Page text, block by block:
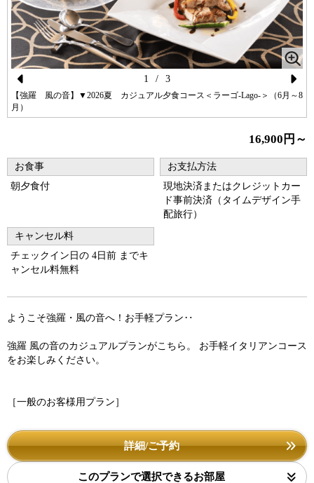
Pr
ev
us
【強羅 風の音】▼2026夏 カジュアル夕食コース＜ラーゴ-Lago-＞（6月～8
月）
N
ex
t
1 / 3
16,900円～
お食事
朝夕食付
お支払方法
現地決済またはクレジットカー
ド事前決済（タイムデザイン手
配旅行）
キャンセル料
チェックイン日の 4日前 までキ
ャンセル料無料
ようこそ強羅・風の音へ！お手軽プラン‥
強羅 風の音のカジュアルプランがこちら。 お手軽イタリアンコース
をお楽しみください。
［一般のお客様用プラン］
詳細/ご予約
このプランで選択できるお部屋